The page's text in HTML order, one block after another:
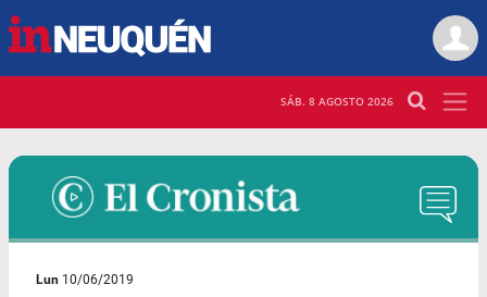
SÁB. 8 AGOSTO 2026
Lun 10/06/2019